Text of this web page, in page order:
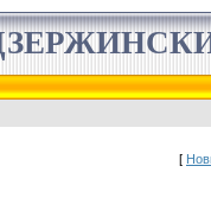
[